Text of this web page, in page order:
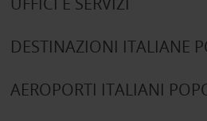
DESTINAZIONI ITALIANE
AEROPORTI ITALIANI